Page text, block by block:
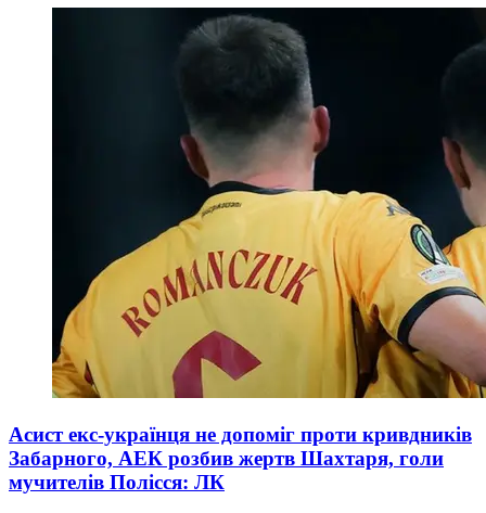
Асист екс-українця не допоміг проти кривдників
Забарного, АЕК розбив жертв Шахтаря, голи
мучителів Полісся: ЛК